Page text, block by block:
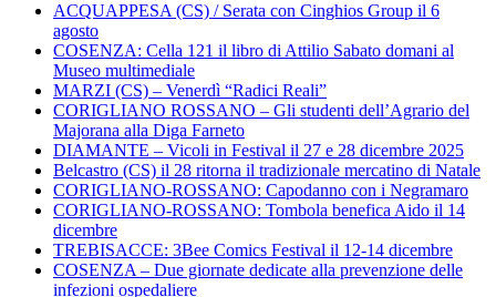
ACQUAPPESA (CS) / Serata con Cinghios Group il 6
agosto
COSENZA: Cella 121 il libro di Attilio Sabato domani al
Museo multimediale
MARZI (CS) – Venerdì “Radici Reali”
CORIGLIANO ROSSANO – Gli studenti dell’Agrario del
Majorana alla Diga Farneto
DIAMANTE – Vicoli in Festival il 27 e 28 dicembre 2025
Belcastro (CS) il 28 ritorna il tradizionale mercatino di Natale
CORIGLIANO-ROSSANO: Capodanno con i Negramaro
CORIGLIANO-ROSSANO: Tombola benefica Aido il 14
dicembre
TREBISACCE: 3Bee Comics Festival il 12-14 dicembre
COSENZA – Due giornate dedicate alla prevenzione delle
infezioni ospedaliere